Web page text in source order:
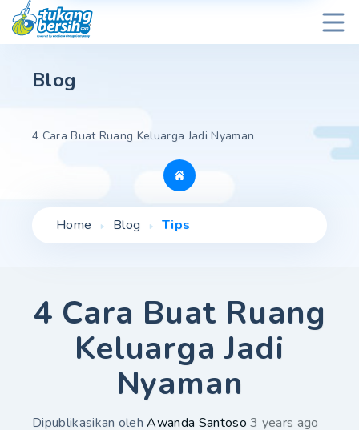
Blog
4 Cara Buat Ruang Keluarga Jadi Nyaman
Home Blog Tips
4 Cara Buat Ruang
Keluarga Jadi
Nyaman
Dipublikasikan olehAwanda Santoso 3 years ago